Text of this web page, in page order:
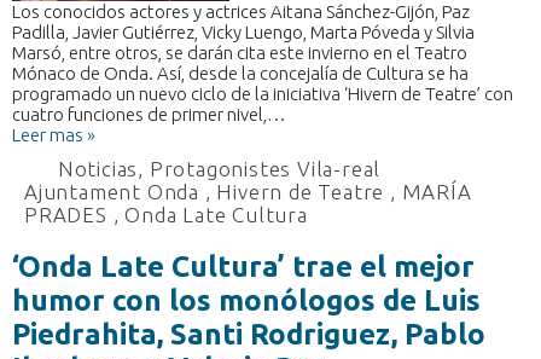
Los conocidos actores y actrices Aitana Sánchez-Gijón, Paz
Padilla, Javier Gutiérrez, Vicky Luengo, Marta Póveda y Silvia
Marsó, entre otros, se darán cita este invierno en el Teatro
Mónaco de Onda. Así, desde la concejalía de Cultura se ha
programado un nuevo ciclo de la iniciativa ‘Hivern de Teatre’ con
cuatro funciones de primer nivel,…
Leer mas »
Noticias, Protagonistes Vila-real
Ajuntament Onda , Hivern de Teatre , MARÍA
PRADES ,Onda Late Cultura
‘Onda Late Cultura’ trae el mejor
humor con los monólogos de Luis
Piedrahita, Santi Rodriguez, Pablo